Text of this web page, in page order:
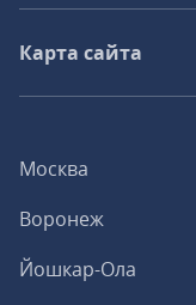
Москва
Воронеж
Йошкар-Ола
Карта сайта